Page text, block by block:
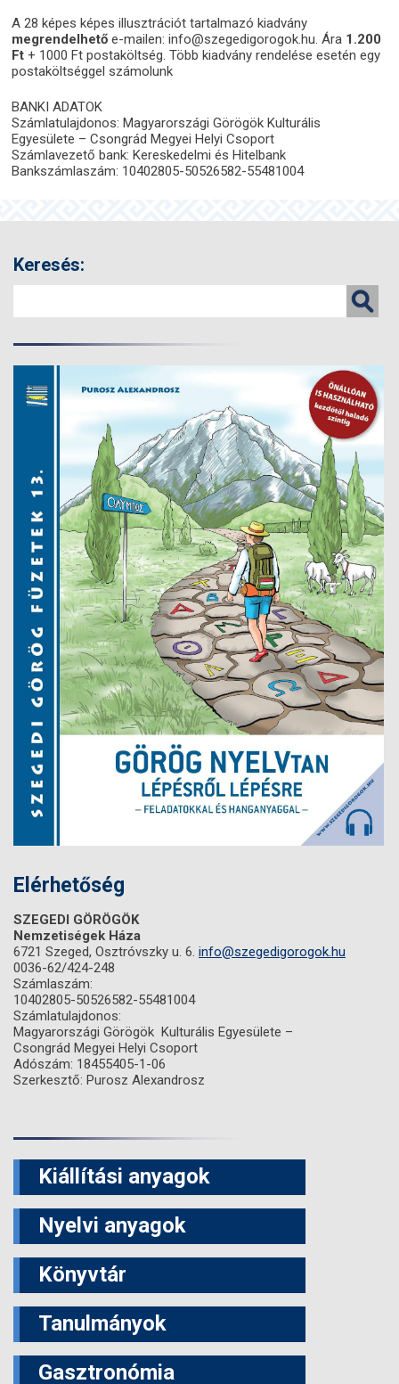
A 28 képes képes illusztrációt tartalmazó kiadvány
megrendelhető e-mailen: info@szegedigorogok.hu. Ára 1.200
Ft+ 1000 Ft postaköltség. Több kiadvány rendelése esetén egy
postaköltséggel számolunk
BANKI ADATOK
Számlatulajdonos: Magyarországi Görögök Kulturális
Egyesülete – Csongrád Megyei Helyi Csoport
Számlavezető bank: Kereskedelmi és Hitelbank
Bankszámlaszám: 10402805-50526582-55481004
Keresés:
Elérhetőség
SZEGEDI GÖRÖGÖK
Nemzetiségek Háza
6721 Szeged, Osztróvszky u. 6. info@szegedigorogok.hu
0036-62/424-248
Számlaszám:
10402805-50526582-55481004
Számlatulajdonos:
Magyarországi Görögök Kulturális Egyesülete –
Csongrád Megyei Helyi Csoport
Adószám: 18455405-1-06
Szerkesztő: Purosz Alexandrosz
Kiállítási anyagok
Nyelvi anyagok
Könyvtár
Tanulmányok
Gasztronómia